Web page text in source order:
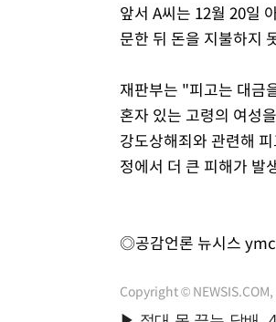
앞서 A씨는 12월 20일
문한 뒤 돈을 지불하지
재판부는 "피고는 대금
혼자 있는 고령의 여성
강도상해죄와 관련해
정에서 더 큰 피해가 발
◎공감언론 뉴시스
Copyright © NEWSIS.COM,